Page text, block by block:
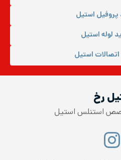
پروفیل استیل
لوله استیل
استیل
رخ
استنلس استیل